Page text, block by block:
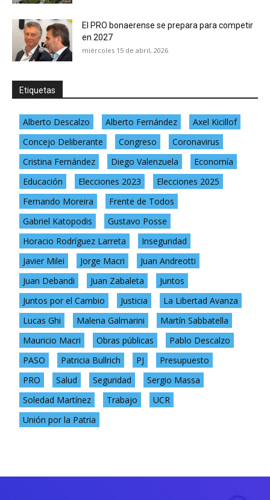
El PRO bonaerense se prepara para competir
en 2027
miércoles 15 de abril, 2026
Etiquetas
Alberto Descalzo Alberto Fernández
Axel Kicillof
Concejo Deliberante
Congreso
Coronavirus
Cristina Fernández
Diego Valenzuela
Economía
Educación
Elecciones 2023
Elecciones 2025
Fernando Moreira
Frente de Todos
Gabriel Katopodis
Gustavo Posse
Horacio Rodríguez Larreta
Inseguridad
Javier Milei
Jorge Macri
Juan Andreotti
Juan Debandi
Juan Zabaleta
Juntos
Juntos por el Cambio
Justicia
La Libertad Avanza
Lucas Ghi
Malena Galmarini
Martín Sabbatella
Mauricio Macri
Obras públicas
Pablo Descalzo
PASO
Patricia Bullrich PJ
Presupuesto
PRO
Salud Seguridad
Sergio Massa
Soledad Martínez
Trabajo
UCR
Unión por la Patria